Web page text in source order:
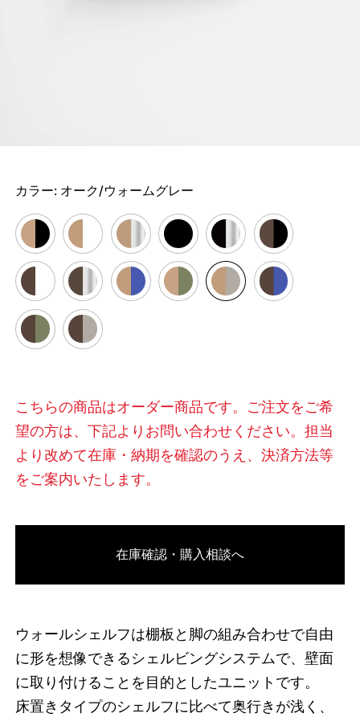
WS.65.1.OA.WH0
カラー: オーク/ウォームグレー
こちらの商品はオーダー商品です。ご注文をご希
望の方は、下記よりお問い合わせください。担当
より改めて在庫・納期を確認のうえ、決済方法等
をご案内いたします。
在庫確認・購入相談へ
ウォールシェルフは棚板と脚の組み合わせで自由
に形を想像できるシェルビングシステムで、壁面
に取り付けることを目的としたユニットです。
床置きタイプのシェルフに比べて奥行きが浅く、